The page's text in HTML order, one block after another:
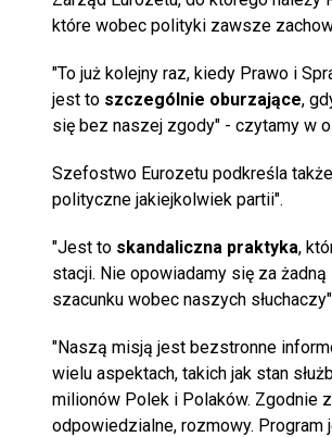
które wobec polityki zawsze
"To już kolejny raz, kiedy Prawo i
jest to szczególnie oburzające,
się bez naszej zgody" - czytamy w
Szefostwo Eurozetu podkreśla
polityczne jakiejkolwiek partii".
"Jest to skandaliczna praktyka,
stacji. Nie opowiadamy się za
szacunku wobec naszych
"Naszą misją jest bezstronne
wielu aspektach, takich jak stan
milionów Polek i Polaków. Zgodnie
odpowiedzialne, rozmowy.